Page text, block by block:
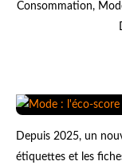
Consommation,
Depuis 2025, un
étiquettes et les